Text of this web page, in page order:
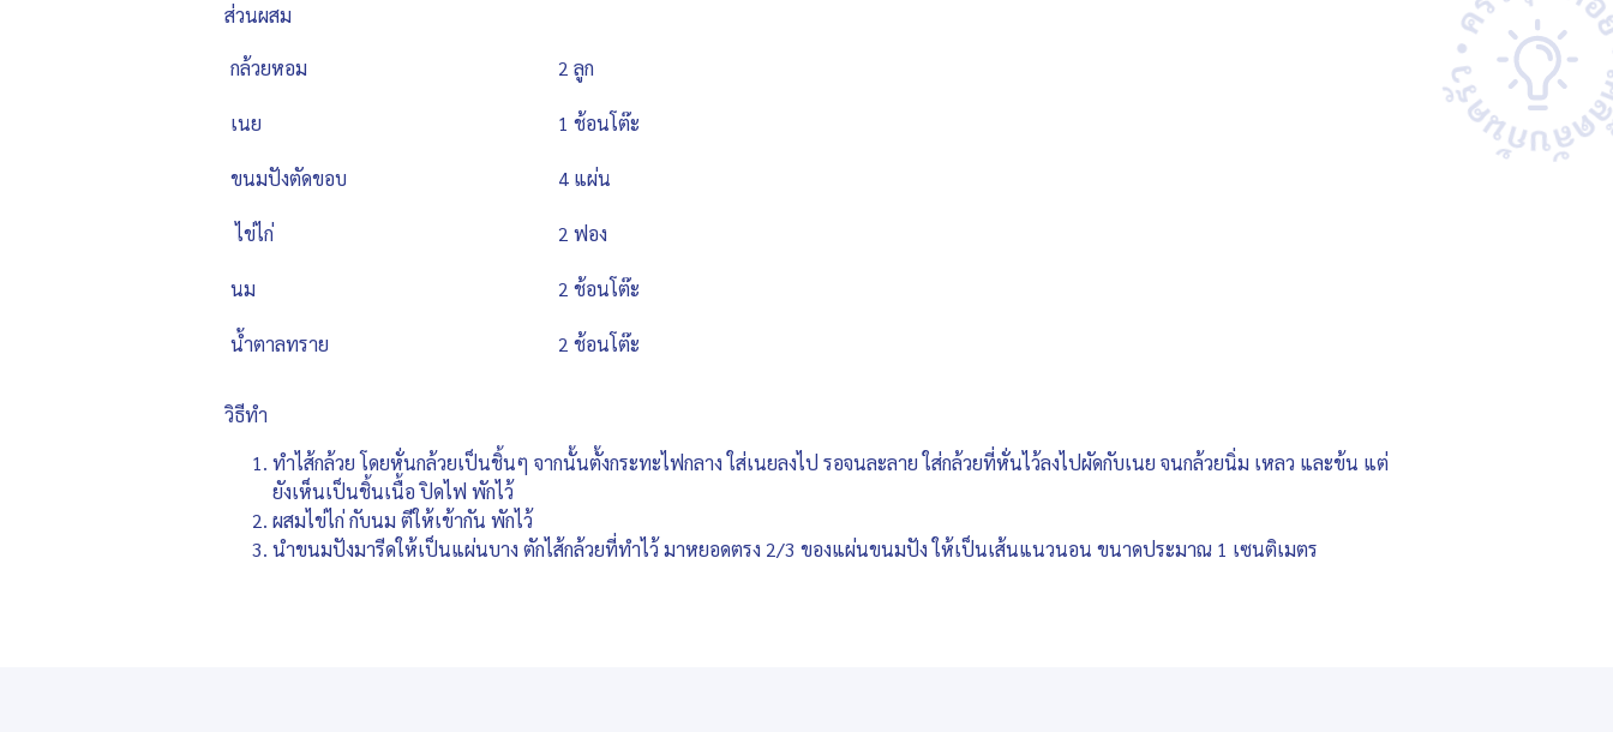
ส่วนผสม
กล้วยหอม 2 ลูก
เนย 1 ช้อนโต๊ะ
ขนมปังตัดขอบ 4 แผ่น
ไข่ไก่ 2 ฟอง
นม 2 ช้อนโต๊ะ
น้ำตาลทราย 2 ช้อนโต๊ะ
วิธีทำ
ทำไส้กล้วย โดยหั่นกล้วยเป็นชิ้นๆ จากนั้นตั้งกระทะไฟกลาง ใส่เนยลงไป รอจนละลาย ใส่กล้วยที่หั่นไว้ลงไปผัดกับเนย จนกล้วยนิ่ม เหลว และข้น แต่
ยังเห็นเป็นชิ้นเนื้อ ปิดไฟ พักไว้
ผสมไข่ไก่ กับนม ตีให้เข้ากัน พักไว้
นำขนมปังมารีดให้เป็นแผ่นบาง ตักไส้กล้วยที่ทำไว้ มาหยอดตรง 2/3 ของแผ่นขนมปัง ให้เป็นเส้นแนวนอน ขนาดประมาณ 1 เซนติเมตร